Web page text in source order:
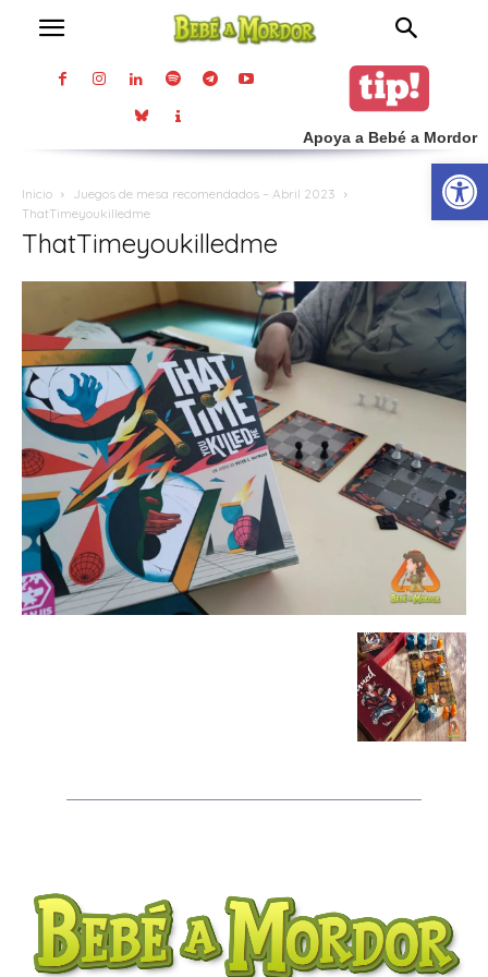
Apoya a Bebé a Mordor
Inicio
Juegos de mesa recomendados – Abril 2023
ThatTimeyoukilledme
ThatTimeyoukilledme